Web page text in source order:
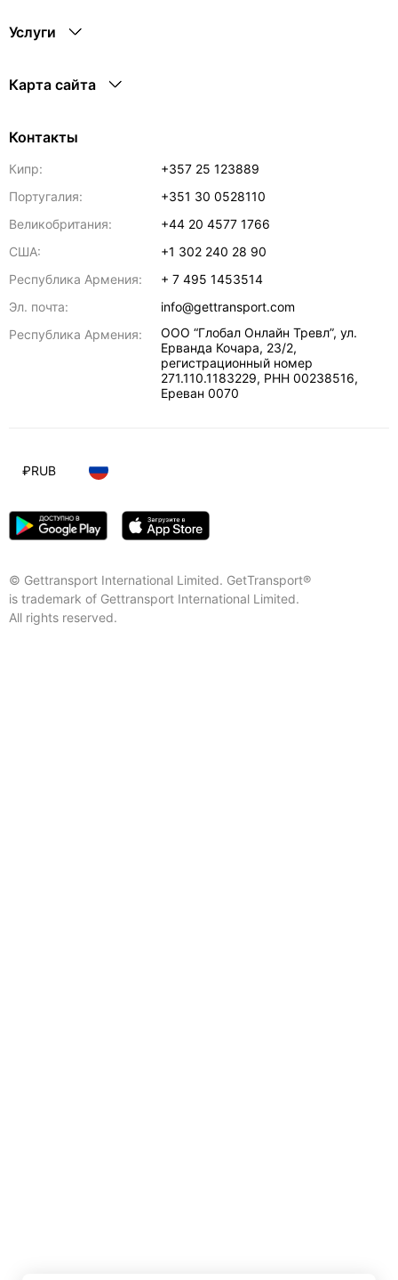
Услуги
Карта сайта
Контакты
Кипр:
+357 25 123889
Португалия:
+351 30 0528110
Великобритания:
+44 20 4577 1766
США:
+1 302 240 28 90
Республика Армения:
+ 7 495 1453514
Эл. почта:
info@gettransport.com
Республика Армения:
ООО “Глобал Онлайн Тревл”, ул.
Ерванда Кочара, 23/2,
регистрационный номер
271.110.1183229, РНН 00238516,
Ереван 0070
© Gettransport International Limited. GetTransport®
is trademark of Gettransport International Limited.
All rights reserved.
₽RUB